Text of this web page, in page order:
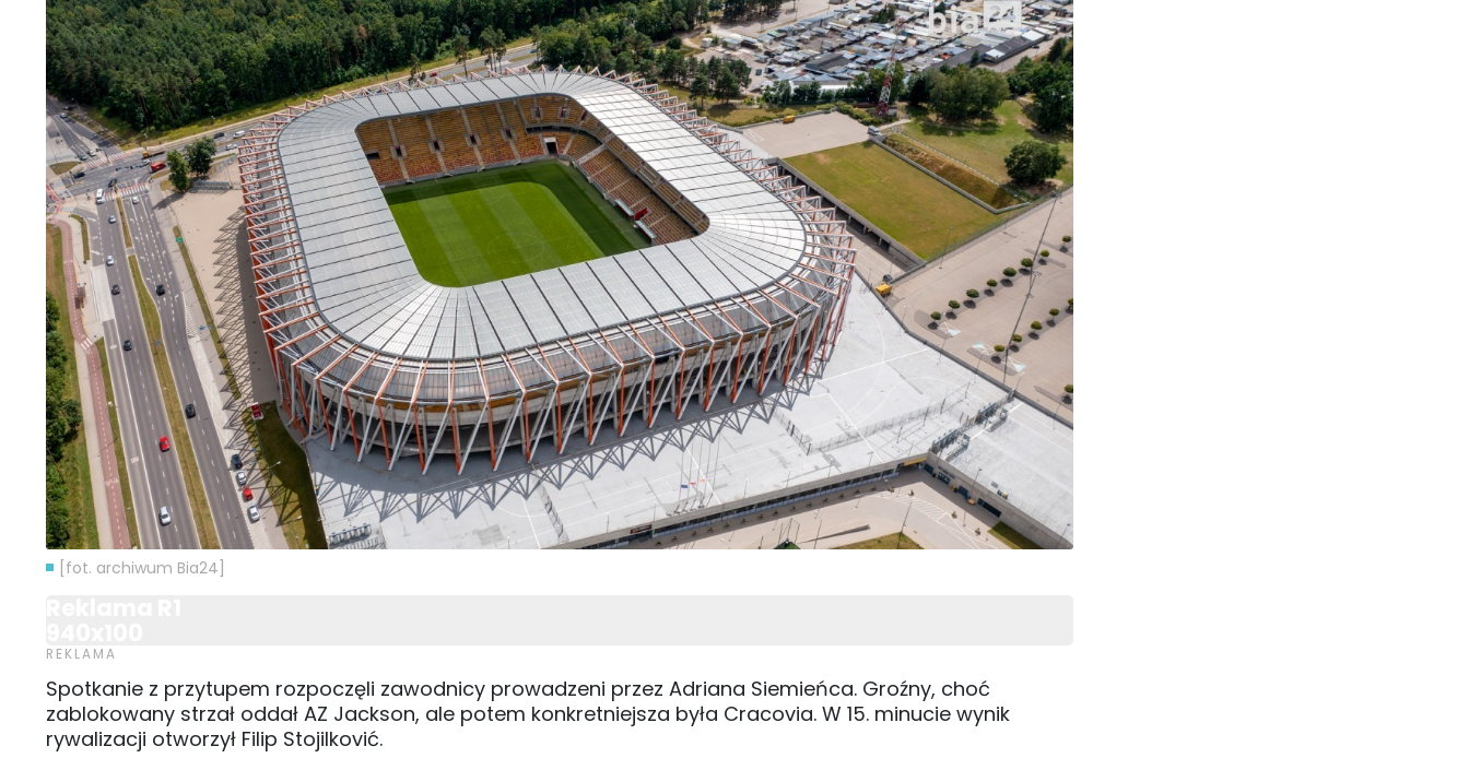
[fot. archiwum Bia24]
Spotkanie z przytupem rozpoczęli zawodnicy prowadzeni przez Adriana Siemieńca. Groźny, choć
zablokowany strzał oddał AZ Jackson, ale potem konkretniejsza była Cracovia. W 15. minucie wynik
rywalizacji otworzył Filip Stojilković.